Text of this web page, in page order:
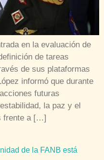
en la evaluación de
de tareas
de sus plataformas
informó que durante
futuras
la paz y el
frente a […]
de la FANB está